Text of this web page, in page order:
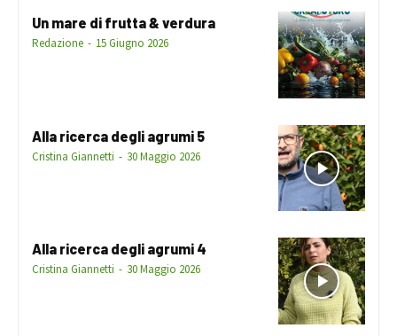
Un mare di frutta & verdura
Redazione - 15 Giugno 2026
Alla ricerca degli agrumi 5
Cristina Giannetti - 30 Maggio 2026
Alla ricerca degli agrumi 4
Cristina Giannetti - 30 Maggio 2026